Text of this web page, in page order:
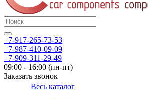
+7-917-265-73-53
+7-987-410-09-09
+7-909-311-29-49
09:00 - 16:00 (пн-пт)
Заказать звонок
Весь каталог